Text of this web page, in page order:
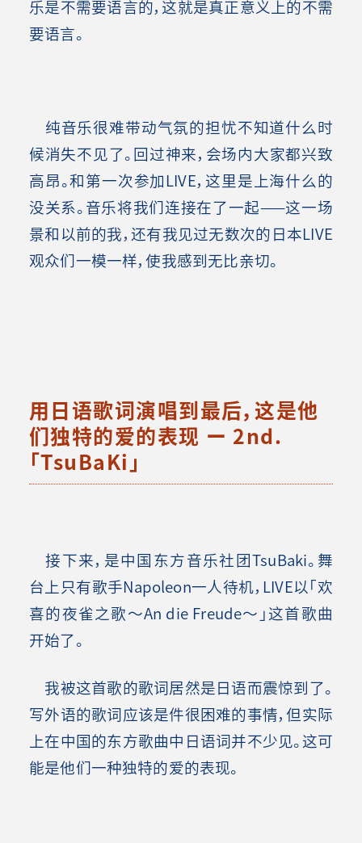
乐是不需要语言的，这就是真正意义上的不需
要语言。
纯音乐很难带动气氛的担忧不知道什么时
候消失不见了。回过神来，会场内大家都兴致
高昂。和第一次参加LIVE，这里是上海什么的
没关系。音乐将我们连接在了一起——这一场
景和以前的我，还有我见过无数次的日本LIVE
观众们一模一样，使我感到无比亲切。
用日语歌词演唱到最后，这是他
们独特的爱的表现 ー 2nd.
「TsuBaKi」
接下来，是中国东方音乐社团TsuBaki。舞
台上只有歌手Napoleon一人待机，LIVE以「欢
喜的夜雀之歌～An die Freude～」这首歌曲
开始了。
我被这首歌的歌词居然是日语而震惊到了。
写外语的歌词应该是件很困难的事情，但实际
上在中国的东方歌曲中日语词并不少见。这可
能是他们一种独特的爱的表现。